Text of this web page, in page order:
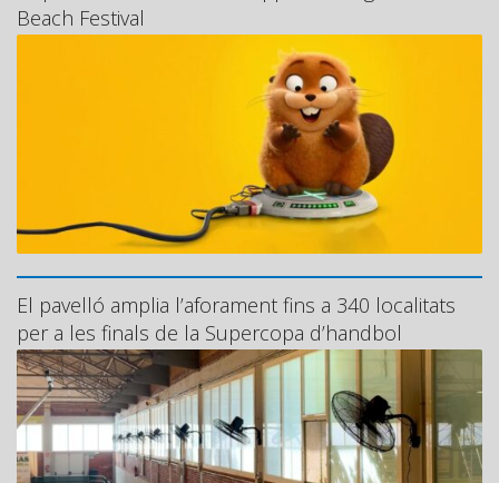
Beach Festival
El pavelló amplia l’aforament fins a 340 localitats
per a les finals de la Supercopa d’handbol